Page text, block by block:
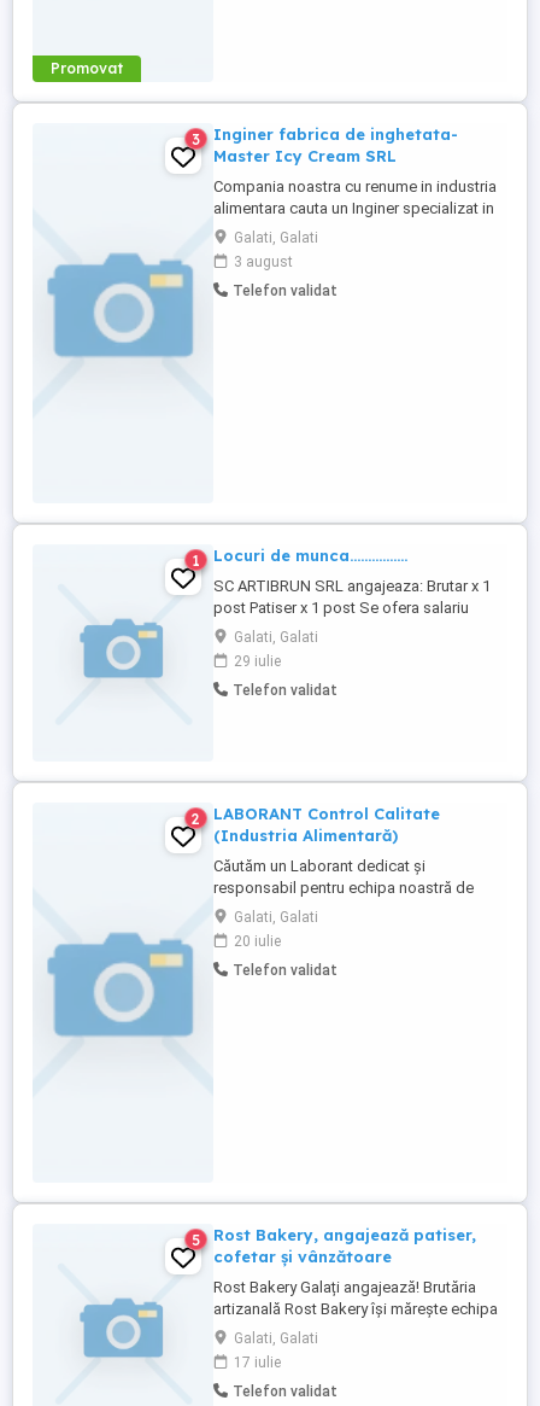
Promovat
3
Inginer fabrica de inghetata-
Master Icy Cream SRL
Compania noastra cu renume in industria
alimentara cauta un Inginer specializat in
productia de inghetata pentru a se alatura
echipei noastre din fabrica. Daca esti
pasionat de procesele de productie,
inovatie si calitate, aceasta pozitie ar
Galati, Galati
3 august
Telefon validat
1 Locuri de munca................
SC ARTIBRUN SRL angajeaza: Brutar x 1
post Patiser x 1 post Se ofera salariu
atractiv, cazare. Pentru relatii suplimentare,
va rugam sa ne contactati la numarul de
telefon
Galati, Galati
29 iulie
Telefon validat
2
LABORANT Control Calitate
(Industria Alimentară)
Căutăm un Laborant dedicat și
responsabil pentru echipa noastră de
control al calității din industria alimentară.
Conditii: Absolvent de liceu sau studii
superioare. Cunoștințe de HACCP, ISO și
trasabilitate. Capacitatea de a efectua
Galati, Galati
20 iulie
Telefon validat
5
Rost Bakery, angajează patiser,
cofetar și vânzătoare
Rost Bakery Galați angajează! Brutăria
artizanală Rost Bakery își mărește echipa
și caută colegi pasionați pentru
următoarele posturi: Patiser Cofetar
Vânzătoare pentru patiserie Acceptăm
candidați cu sau fără experiență. Dacă ești
Galati, Galati
17 iulie
Telefon validat